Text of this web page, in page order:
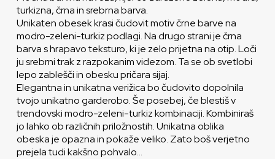
turkizna, črna in srebrna barva.
Unikaten obesek krasi čudovit motiv črne barve na
modro-zeleni-turkiz podlagi. Na drugo strani je črna
barva s hrapavo teksturo, ki je zelo prijetna na otip. Loči
ju srebrni trak z razpokanim videzom. Ta se ob svetlobi
lepo zablešči in obesku pričara sijaj.
Elegantna in unikatna verižica bo čudovito dopolnila
tvojo unikatno garderobo. Še posebej, če blestiš v
trendovski modro-zeleni-turkiz kombinaciji. Kombiniraš
jo lahko ob različnih priložnostih. Unikatna oblika
obeska je opazna in pokaže veliko. Zato boš verjetno
prejela tudi kakšno pohvalo…